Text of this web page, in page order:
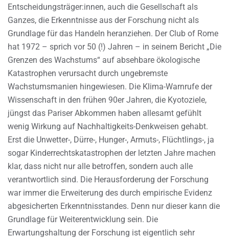
Entscheidungsträger:innen, auch die Gesellschaft als
Ganzes, die Erkenntnisse aus der Forschung nicht als
Grundlage für das Handeln heranziehen. Der Club of Rome
hat 1972 – sprich vor 50 (!) Jahren – in seinem Bericht „Die
Grenzen des Wachstums“ auf absehbare ökologische
Katastrophen verursacht durch ungebremste
Wachstumsmanien hingewiesen. Die Klima-Warnrufe der
Wissenschaft in den frühen 90er Jahren, die Kyotoziele,
jüngst das Pariser Abkommen haben allesamt gefühlt
wenig Wirkung auf Nachhaltigkeits-Denkweisen gehabt.
Erst die Unwetter-, Dürre-, Hunger-, Armuts-, Flüchtlings-, ja
sogar Kinderrechtskatastrophen der letzten Jahre machen
klar, dass nicht nur alle betroffen, sondern auch alle
verantwortlich sind. Die Herausforderung der Forschung
war immer die Erweiterung des durch empirische Evidenz
abgesicherten Erkenntnisstandes. Denn nur dieser kann die
Grundlage für Weiterentwicklung sein. Die
Erwartungshaltung der Forschung ist eigentlich sehr